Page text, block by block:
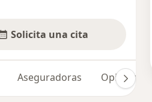
Solicita una cita
Aseguradoras Opiniones